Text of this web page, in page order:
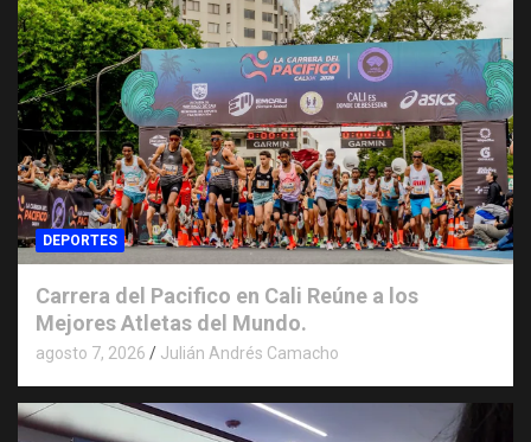
DEPORTES
Carrera del Pacifico en Cali Reúne a los
Mejores Atletas del Mundo.
agosto 7, 2026 Julián Andrés Camacho